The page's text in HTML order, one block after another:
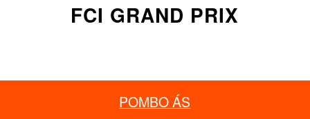
FCI GRAND PRIX
POMBO ÁS